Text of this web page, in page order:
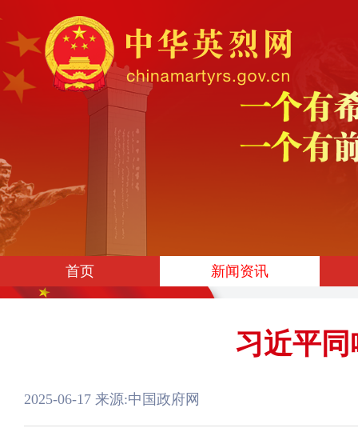
首页 新闻资讯
习近平
2025-06-17 来源:中国政府网